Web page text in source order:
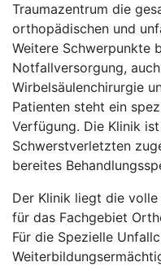
Traumazentrum die
orthopädischen und
Weitere Schwerpunkte
Notfallversorgung,
Wirbelsäulenchirurgie
Patienten steht ein
Verfügung. Die Klinik
Schwerstverletzten
bereites
Der Klinik liegt die
für das Fachgebiet
Für die Spezielle